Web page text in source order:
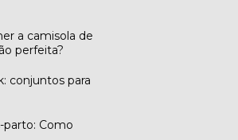
a camisola de
perfeita?
conjuntos para
parto: Como